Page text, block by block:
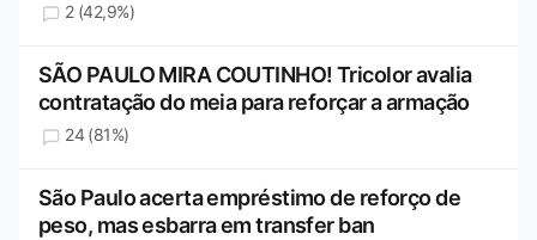
2 (42,9%)
SÃO PAULO MIRA COUTINHO! Tricolor avalia
contratação do meia para reforçar a armação
24 (81%)
São Paulo acerta empréstimo de reforço de
peso, mas esbarra em transfer ban